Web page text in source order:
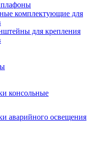
комплектующие для
для крепления
консольные
аварийного освещения